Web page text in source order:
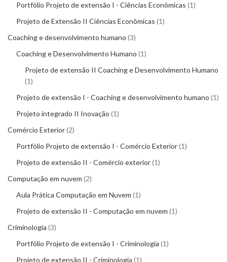
Portfólio Projeto de extensão I - Ciências Econômicas 1
Projeto de Extensão II Ciências Econômicas 1
Coaching e desenvolvimento humano 3
Coaching e Desenvolvimento Humano 1
Projeto de extensão II Coaching e Desenvolvimento Humano
1
Projeto de extensão I - Coaching e desenvolvimento humano 1
Projeto integrado II Inovação 1
Comércio Exterior 2
Portfólio Projeto de extensão I - Comércio Exterior 1
Projeto de extensão II - Comércio exterior 1
Computação em nuvem 2
Aula Prática Computação em Nuvem 1
Projeto de extensão II - Computação em nuvem 1
Criminologia 3
Portfólio Projeto de extensão I - Criminologia 1
Projeto de extensão II - Criminologia 1